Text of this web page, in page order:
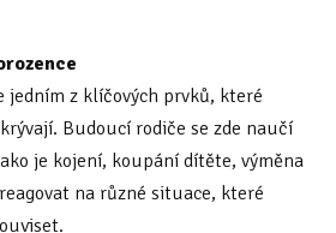
jedním z klíčových prvků, které
Budoucí rodiče se zde naučí
je kojení, koupání dítěte, výměna
na různé situace, které